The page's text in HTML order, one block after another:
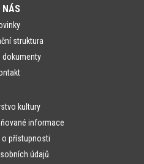
NÁS
struktura
dokumenty
kultury
informace
o přístupnosti
údajů